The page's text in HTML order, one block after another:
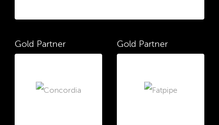
Gold Partner Gold Partner